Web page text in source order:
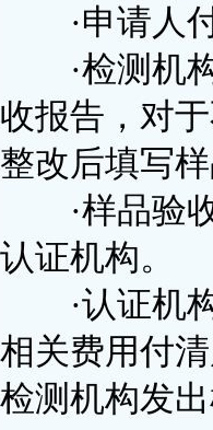
·申请人付
·检测机构
收报告，对
整改后填写
·样品验收
认证机构。
·认证机构
相关费用付
检测机构发